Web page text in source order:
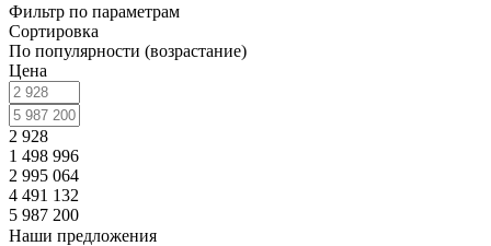
Фильтр по параметрам
Сортировка
По популярности (возрастание)
Цена
2 928
1 498 996
2 995 064
4 491 132
5 987 200
Наши предложения